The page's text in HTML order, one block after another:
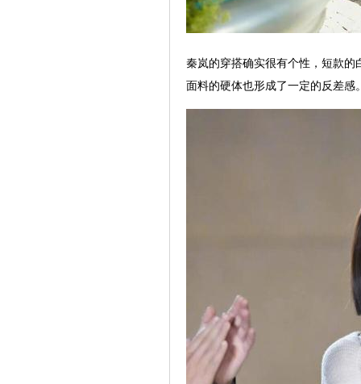
秦岚的穿搭确实很有个性，短款
面料的硬体也形成了一定的反差感